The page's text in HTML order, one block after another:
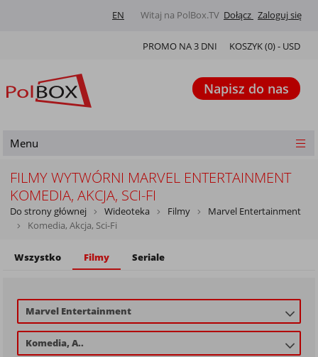
Witaj na PolBox.TV Dołącz Zaloguj się
EN
KOSZYK (0) - USD
PROMO NA 3 DNI
Napisz do nas
Menu
FILMY WYTWÓRNI MARVEL ENTERTAINMENT
KOMEDIA, AKCJA, SCI-FI
Do strony głównej Wideoteka Filmy
Marvel Entertainment
Komedia, Akcja, Sci-Fi
Wszystko Filmy Seriale
Marvel Entertainment
Komedia, A..